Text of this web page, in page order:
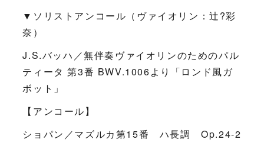
▼ソリストアンコール（ヴァイオリン：辻?彩
奈）
J.S.バッハ／無伴奏ヴァイオリンのためのパル
ティータ 第3番 BWV.1006より「ロンド風ガ
ボット」
【アンコール】
ショパン／マズルカ第15番 ハ長調 Op.24-2